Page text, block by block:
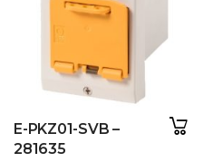
E-PKZ01-SVB –
281635